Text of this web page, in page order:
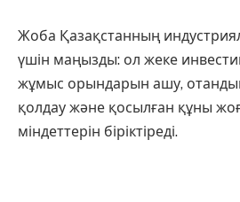
Жоба Қазақстанның
үшін маңызды: ол жеке
жұмыс орындарын ашу, отандық
қолдау және қосылған құны
міндеттерін біріктіреді.